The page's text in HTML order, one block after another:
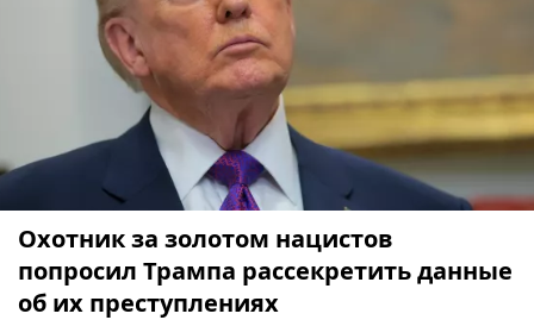
Охотник за золотом нацистов
попросил Трампа рассекретить данные
об их преступлениях